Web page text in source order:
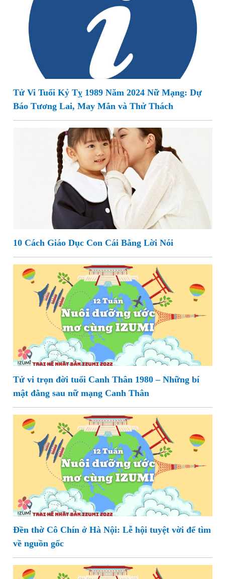
Tử Vi Tuổi Kỷ Tỵ 1989 Năm 2024 Nữ Mạng: Dự
Báo Tương Lai, May Mắn và Thử Thách
10 Cách Giáo Dục Con Cái Bằng Lời Nói
Tử vi trọn đời tuổi Canh Thân 1980 – Những bí
mật đằng sau nữ mạng Canh Thân
Đền thờ Cô Chín ở Hà Nội: Lễ hội tuyệt vời để tìm
về nguồn gốc